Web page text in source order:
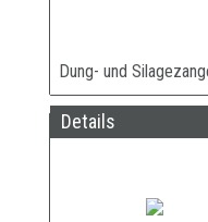
Dung- und
Details